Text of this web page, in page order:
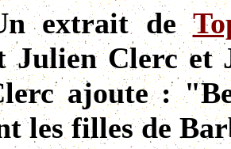
extrait de
Julien Clerc et
ajoute :
les filles de